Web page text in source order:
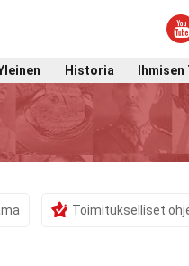
Historia Ihmisen
Toimitukselliset